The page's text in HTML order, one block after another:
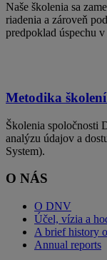
Naše školenia sa
riadenia a zároveň
predpoklad úspechu
Metodika
Školenia spoločnosti
analýzu údajov a
System).
O NÁS
O DNV
Účel, vízia a
A brief history
Annual reports